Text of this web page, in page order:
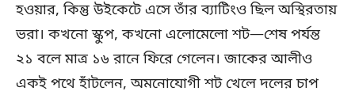
হওয়ার, কিন্তু উইকেটে এসে তাঁর ব্যাটিংও ছিল অস্থিরতায়
ভরা। কখনো স্কুপ, কখনো এলোমেলো শট—শেষ পর্যন্ত
২১ বলে মাত্র ১৬ রানে ফিরে গেলেন। জাকের আলীও
একই পথে হাঁটলেন, অমনোযোগী শট খেলে দলের চাপ